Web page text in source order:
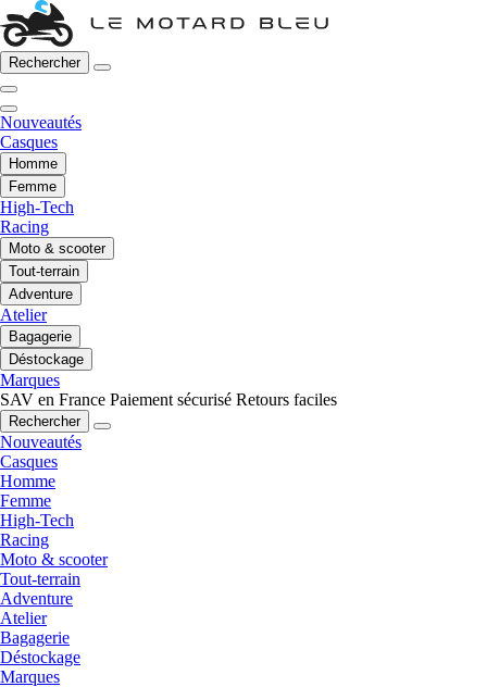
Rechercher
Nouveautés
Casques
Homme
Femme
High-Tech
Racing
Moto & scooter
Tout-terrain
Adventure
Atelier
Bagagerie
Déstockage
Marques
SAV en France Paiement sécurisé Retours faciles
Rechercher
Nouveautés
Casques
Homme
Femme
High-Tech
Racing
Moto & scooter
Tout-terrain
Adventure
Atelier
Bagagerie
Déstockage
Marques